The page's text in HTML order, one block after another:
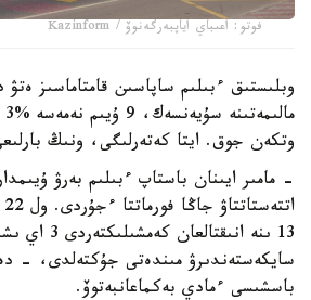
فوتو: اعىباي اياپبەرگەنوۆ / Kazinform
وبلىستىق ءبىلىم ساپاسىن قامتاماسىز ەتۋ
وتكەن جوق. ايتا كەتەرلىگى، ونىڭ
- مامىر ايىنان باستاپ ءبىلىم بەرۋ
13 ىنە
سايكەستەندىرۋ مىندەتى جۇكتەلدى، -
باسشىسى ءمادي بەكماعانبەتوۆ.